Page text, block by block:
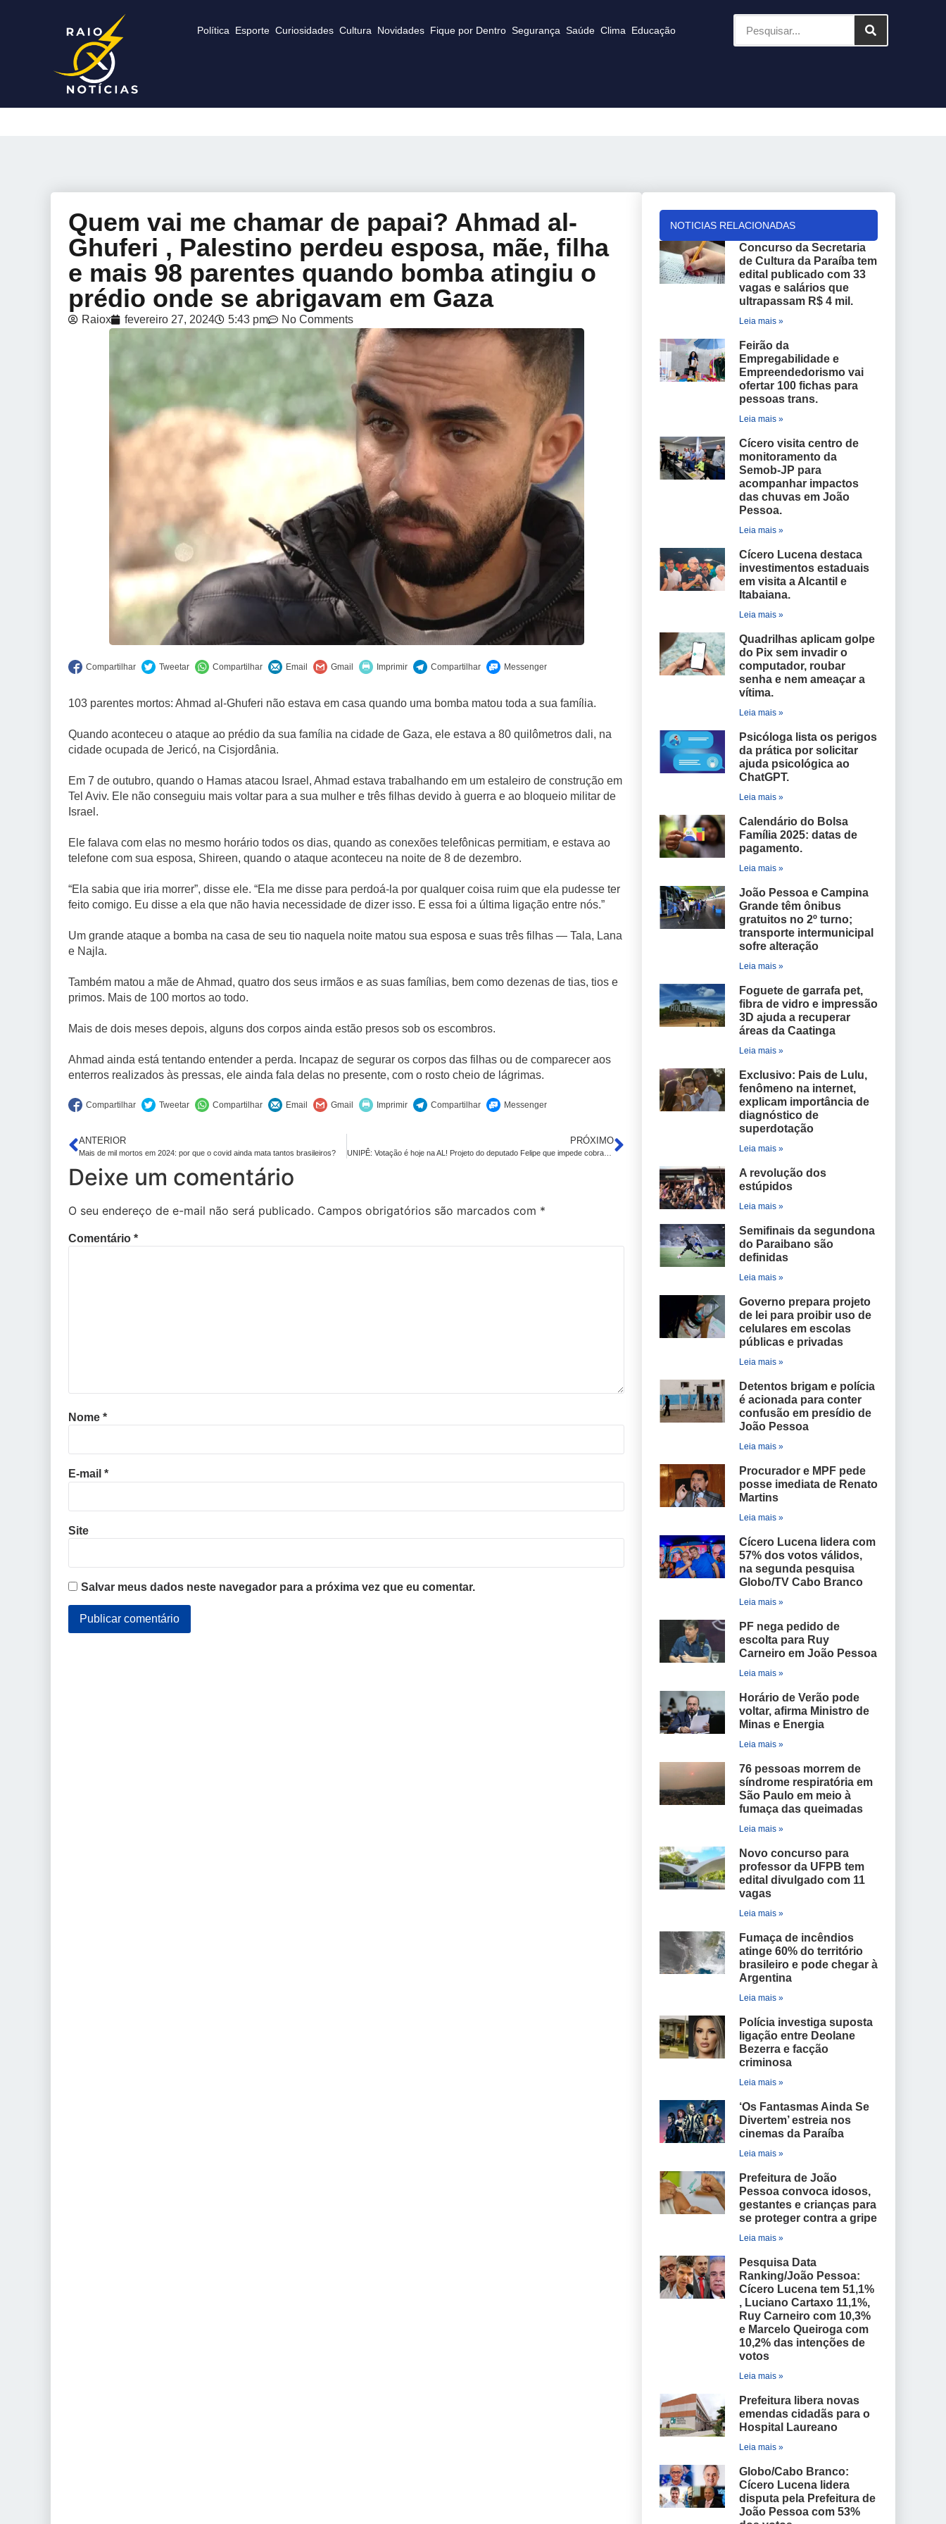
Política Esporte Curiosidades Cultura Novidades Fique por Dentro Segurança Saúde Clima Educação
Quem vai me chamar de papai? Ahmad al-
Ghuferi , Palestino perdeu esposa, mãe, filha
e mais 98 parentes quando bomba atingiu o
prédio onde se abrigavam em Gaza
Raiox fevereiro 27, 2024 5:43 pm No Comments
103 parentes mortos: Ahmad al-Ghuferi não estava em casa quando uma bomba matou toda a sua família.⁠
Quando aconteceu o ataque ao prédio da sua família na cidade de Gaza, ele estava a 80 quilômetros dali, na
cidade ocupada de Jericó, na Cisjordânia.⁠
Em 7 de outubro, quando o Hamas atacou Israel, Ahmad estava trabalhando em um estaleiro de construção em
Tel Aviv. Ele não conseguiu mais voltar para a sua mulher e três filhas devido à guerra e ao bloqueio militar de
Israel.⁠
Ele falava com elas no mesmo horário todos os dias, quando as conexões telefônicas permitiam, e estava ao
telefone com sua esposa, Shireen, quando o ataque aconteceu na noite de 8 de dezembro.⁠
“Ela sabia que iria morrer”, disse ele. “Ela me disse para perdoá-la por qualquer coisa ruim que ela pudesse ter
feito comigo. Eu disse a ela que não havia necessidade de dizer isso. E essa foi a última ligação entre nós.”⁠
Um grande ataque a bomba na casa de seu tio naquela noite matou sua esposa e suas três filhas — Tala, Lana
e Najla.⁠
Também matou a mãe de Ahmad, quatro dos seus irmãos e as suas famílias, bem como dezenas de tias, tios e
primos. Mais de 100 mortos ao todo.⁠
Mais de dois meses depois, alguns dos corpos ainda estão presos sob os escombros.⁠
Ahmad ainda está tentando entender a perda. Incapaz de segurar os corpos das filhas ou de comparecer aos
enterros realizados às pressas, ele ainda fala delas no presente, com o rosto cheio de lágrimas.⁠
ANTERIOR
Mais de mil mortos em 2024: por que o covid ainda mata tantos brasileiros?
PRÓXIMO
UNIPÊ: Votação é hoje na AL! Projeto do deputado Felipe que impede cobrança de estacionamento
Deixe um comentário
O seu endereço de e-mail não será publicado. Campos obrigatórios são marcados com *
Comentário *
Nome *
E-mail *
Site
Salvar meus dados neste navegador para a próxima vez que eu comentar.
NOTICIAS RELACIONADAS
Concurso da Secretaria
de Cultura da Paraíba tem
edital publicado com 33
vagas e salários que
ultrapassam R$ 4 mil.
Leia mais »
Feirão da
Empregabilidade e
Empreendedorismo vai
ofertar 100 fichas para
pessoas trans.
Leia mais »
Cícero visita centro de
monitoramento da
Semob-JP para
acompanhar impactos
das chuvas em João
Pessoa.
Leia mais »
Cícero Lucena destaca
investimentos estaduais
em visita a Alcantil e
Itabaiana.
Leia mais »
Quadrilhas aplicam golpe
do Pix sem invadir o
computador, roubar
senha e nem ameaçar a
vítima.
Leia mais »
Psicóloga lista os perigos
da prática por solicitar
ajuda psicológica ao
ChatGPT.
Leia mais »
Calendário do Bolsa
Família 2025: datas de
pagamento.
Leia mais »
João Pessoa e Campina
Grande têm ônibus
gratuitos no 2º turno;
transporte intermunicipal
sofre alteração
Leia mais »
Foguete de garrafa pet,
fibra de vidro e impressão
3D ajuda a recuperar
áreas da Caatinga
Leia mais »
Exclusivo: Pais de Lulu,
fenômeno na internet,
explicam importância de
diagnóstico de
superdotação
Leia mais »
A revolução dos
estúpidos
Leia mais »
Semifinais da segundona
do Paraibano são
definidas
Leia mais »
Governo prepara projeto
de lei para proibir uso de
celulares em escolas
públicas e privadas
Leia mais »
Detentos brigam e polícia
é acionada para conter
confusão em presídio de
João Pessoa
Leia mais »
Procurador e MPF pede
posse imediata de Renato
Martins
Leia mais »
Cícero Lucena lidera com
57% dos votos válidos,
na segunda pesquisa
Globo/TV Cabo Branco
Leia mais »
PF nega pedido de
escolta para Ruy
Carneiro em João Pessoa
Leia mais »
Horário de Verão pode
voltar, afirma Ministro de
Minas e Energia
Leia mais »
76 pessoas morrem de
síndrome respiratória em
São Paulo em meio à
fumaça das queimadas
Leia mais »
Novo concurso para
professor da UFPB tem
edital divulgado com 11
vagas
Leia mais »
Fumaça de incêndios
atinge 60% do território
brasileiro e pode chegar à
Argentina
Leia mais »
Polícia investiga suposta
ligação entre Deolane
Bezerra e facção
criminosa
Leia mais »
‘Os Fantasmas Ainda Se
Divertem’ estreia nos
cinemas da Paraíba
Leia mais »
Prefeitura de João
Pessoa convoca idosos,
gestantes e crianças para
se proteger contra a gripe
Leia mais »
Pesquisa Data
Ranking/João Pessoa:
Cícero Lucena tem 51,1%
, Luciano Cartaxo 11,1%,
Ruy Carneiro com 10,3%
e Marcelo Queiroga com
10,2% das intenções de
votos
Leia mais »
Prefeitura libera novas
emendas cidadãs para o
Hospital Laureano
Leia mais »
Globo/Cabo Branco:
Cícero Lucena lidera
disputa pela Prefeitura de
João Pessoa com 53%